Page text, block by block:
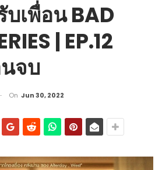
เพื่อน BAD
| EP.12
จบ
On Jun 30, 2022